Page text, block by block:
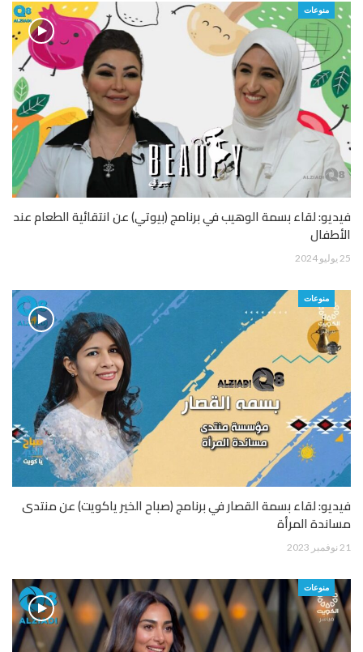
منوعات
فيديو: لقاء بسمة الوهيب في برنامج (بيوتي) عن انتقائية الطعام عند
الأطفال
25 يوليو 2024
منوعات
فيديو: لقاء بسمة القصار في برنامج (صباح الخير ياكويت) عن منتدى
مساندة المرأة
21 نوفمبر 2023
منوعات